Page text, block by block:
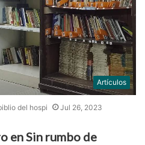
Artículos
del hospi
Jul 26, 2023
en Sin rumbo de